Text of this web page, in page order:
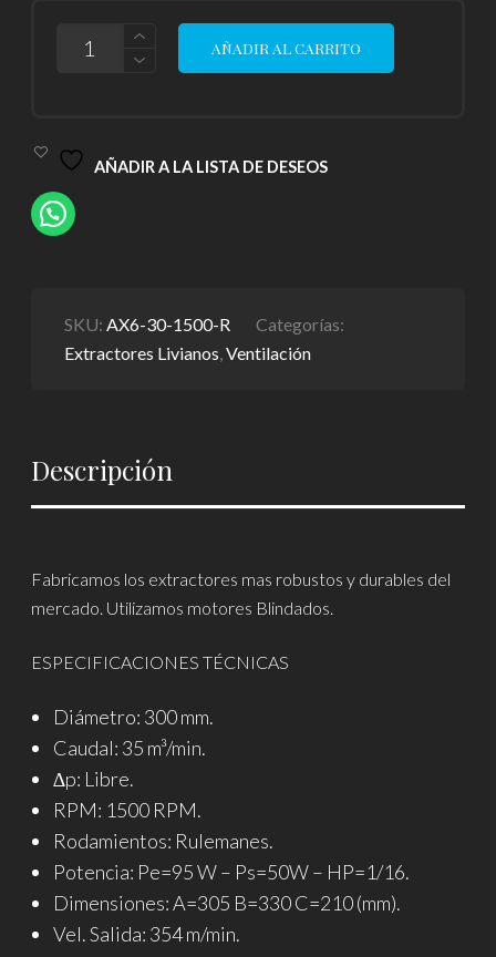
EXTRACTOR
AXIAL
M³/MIN
220V
CANTIDAD
AÑADIR AL CARRITO
AÑADIR A LA LISTA DE DESEOS
SKU:AX6-30-1500-R
Categorías:
Extractores Livianos,Ventilación
Descripción
Fabricamos los extractores mas robustos y durables del
mercado. Utilizamos motores Blindados.
ESPECIFICACIONES TÉCNICAS
Diámetro: 300 mm.
Caudal: 35 m³/min.
∆p: Libre.
RPM: 1500 RPM.
Rodamientos: Rulemanes.
Potencia: Pe=95 W – Ps=50W – HP=1/16.
Dimensiones: A=305 B=330 C=210 (mm).
Vel. Salida: 354 m/min.